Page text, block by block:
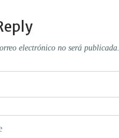
electrónico no será publicada.